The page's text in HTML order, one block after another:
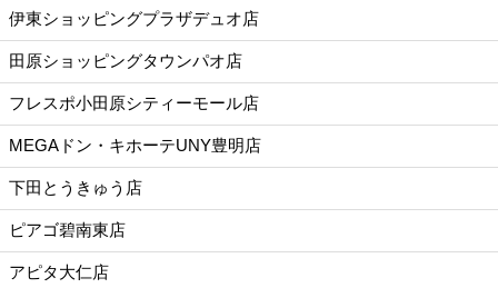
伊東ショッピングプラザデュオ店
田原ショッピングタウンパオ店
フレスポ小田原シティーモール店
MEGAドン・キホーテUNY豊明店
下田とうきゅう店
ピアゴ碧南東店
アピタ大仁店